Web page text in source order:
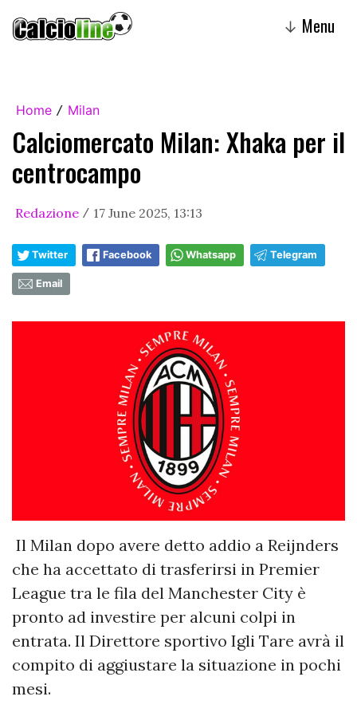
↓ Menu
Home / Milan
Calciomercato Milan: Xhaka per il
centrocampo
Redazione / 17 June 2025, 13:13
Twitter Facebook Whatsapp Telegram
Email
Il Milan dopo avere detto addio a Reijnders
che ha accettato di trasferirsi in Premier
League tra le fila del Manchester City è
pronto ad investire per alcuni colpi in
entrata. Il Direttore sportivo Igli Tare avrà il
compito di aggiustare la situazione in pochi
mesi.